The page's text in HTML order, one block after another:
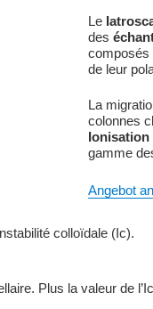
Le
des
composés
de leur
La
colonnes
Ionisation
gamme
Angebot
colloïdale (Ic).
Plus la valeur de